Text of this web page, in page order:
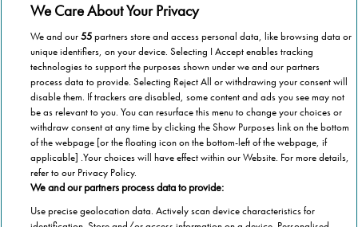
Sobre a Stannah
A Stannah nasceu pelas mãos de Joseph
Stannah, há quase 150 anos.
Ao longo destes anos, o nosso esforço e
dedicação no desenvolvimento das melhores
soluções de mercado na área da mobilidade
estão refletidos na diversidade de
equipamentos que disponibilizamos para
melhorar o seu dia-a-dia.
We Care About Your Privacy
We and our55partners store and access personal data, like browsing data or
unique identifiers, on your device. Selecting I Accept enables tracking
technologies to support the purposes shown under we and our partners
process data to provide. Selecting Reject All or withdrawing your consent will
disable them. If trackers are disabled, some content and ads you see may not
be as relevant to you. You can resurface this menu to change your choices or
withdraw consent at any time by clicking the Show Purposes link on the bottom
of the webpage [or the floating icon on the bottom-left of the webpage, if
applicable] .Your choices will have effect within our Website. For more details,
refer to our Privacy Policy.
We and our partners process data to provide:
Use precise geolocation data. Actively scan device characteristics for